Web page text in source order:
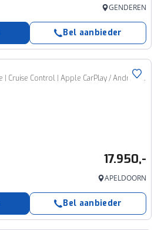
GENDEREN
Bel aanbieder
SEAT 1.0 EcoTSI 95pk Style | Cruise Control | Apple CarPlay / Android Auto | Airco | Parkeersensoren
17.950,-
APELDOORN
Bel aanbieder